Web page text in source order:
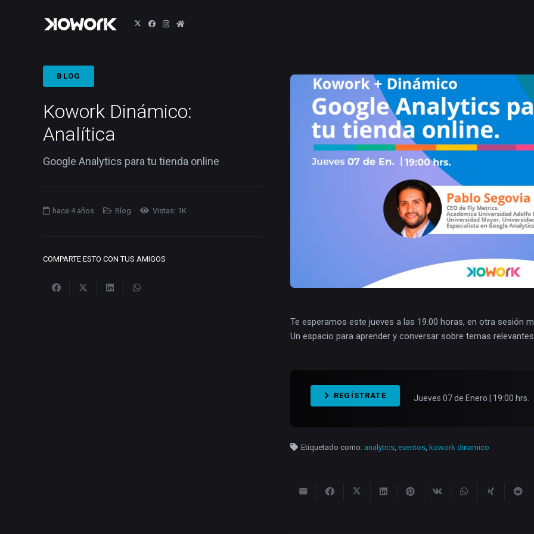
BLOG
Kowork Dinámico:
Analítica
Google Analytics para tu tienda online
hace 4 años Blog Vistas: 1K
COMPARTE ESTO CON TUS AMIGOS
Te esperamos este jueves a las 19.00 horas, en otra sesión
Un espacio para aprender y conversar sobre temas
REGÍSTRATE Jueves 07 de Enero | 19:00 hrs.
Etiquetado como: analytics,eventos, kowork dinamico